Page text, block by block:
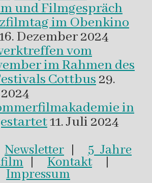
und Filmgespräch
im Obenkino
Dezember 2024
vom
im Rahmen des
Cottbus29.
in
11. Juli 2024
Newsletter | 5 Jahre
| Kontakt|
Impressum